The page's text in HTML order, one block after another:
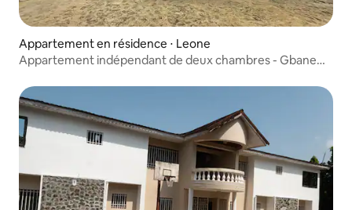
Appartement en résidence ⋅ Leone
Appartement indépendant de deux chambres - Gbane